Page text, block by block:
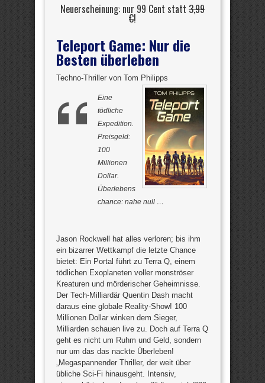
Neuerscheinung: nur 99 Cent statt 3,99
€!
Teleport Game: Nur die
Besten überleben
Techno-Thriller von Tom Philipps
Eine
tödliche
Expedition.
Preisgeld:
100
Millionen
Dollar.
Überlebens
chance: nahe null …
Jason Rockwell hat alles verloren; bis ihm
ein bizarrer Wettkampf die letzte Chance
bietet: Ein Portal führt zu Terra Q, einem
tödlichen Exoplaneten voller monströser
Kreaturen und mörderischer Geheimnisse.
Der Tech-Milliardär Quentin Dash macht
daraus eine globale Reality-Show! 100
Millionen Dollar winken dem Sieger,
Milliarden schauen live zu. Doch auf Terra Q
geht es nicht um Ruhm und Geld, sondern
nur um das das nackte Überleben!
„Megaspannender Thriller, der weit über
übliche Sci-Fi hinausgeht. Intensiv,